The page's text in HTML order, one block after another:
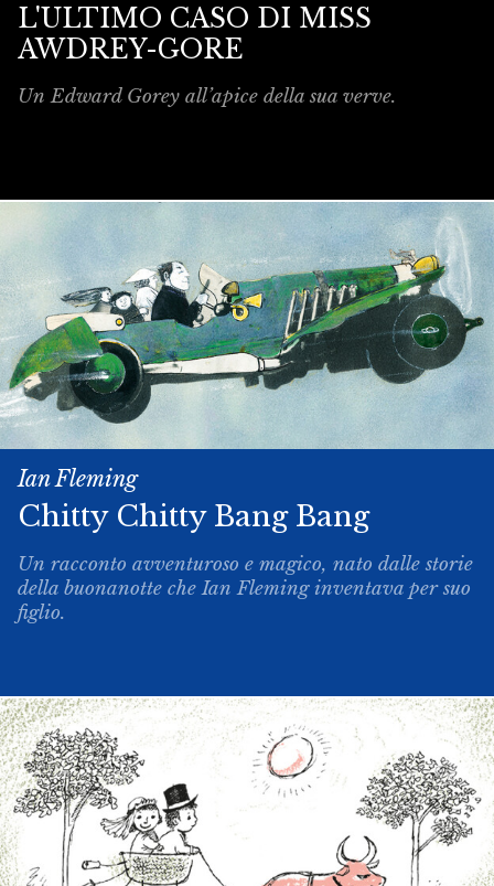
L'ULTIMO CASO DI MISS
AWDREY-GORE
Un Edward Gorey all’apice della sua verve.
Ian Fleming
Chitty­ Chitty ­Bang ­Bang
Un racconto avventuroso e magico, nato dalle storie
della buonanotte che Ian Fleming inventava per suo
figlio.